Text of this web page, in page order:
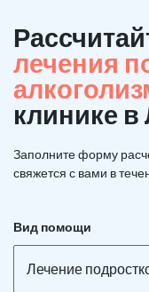
лечения
клинике
Заполните форму
свяжется с вами в
Вид помощи
Лечение